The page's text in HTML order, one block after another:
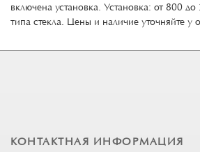
включена установка. Установка: от 800
типа стекла. Цены и наличие уточняйте у
КОНТАКТНАЯ ИНФОРМАЦИЯ